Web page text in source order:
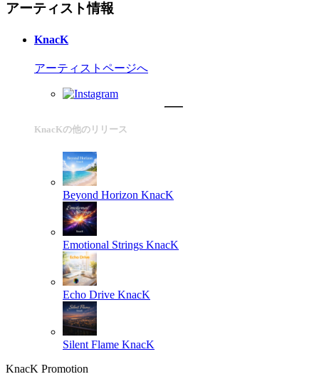
アーティスト情報
KnacK
アーティストページへ
KnacKの他のリリース
Beyond Horizon KnacK
Emotional Strings KnacK
Echo Drive KnacK
Silent Flame KnacK
KnacK Promotion